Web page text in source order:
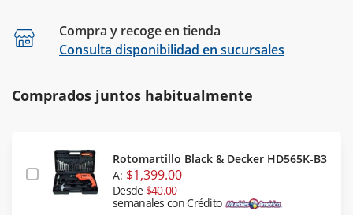
Compra y recoge en tienda
Consulta disponibilidad en sucursales
Comprados juntos habitualmente
Rotomartillo Black & Decker HD565K-B3
A: $1,399.00
Desde $40.00
semanales con Crédito